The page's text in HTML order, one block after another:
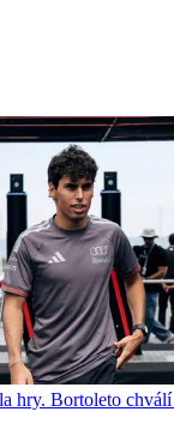
hry. Bortoleto